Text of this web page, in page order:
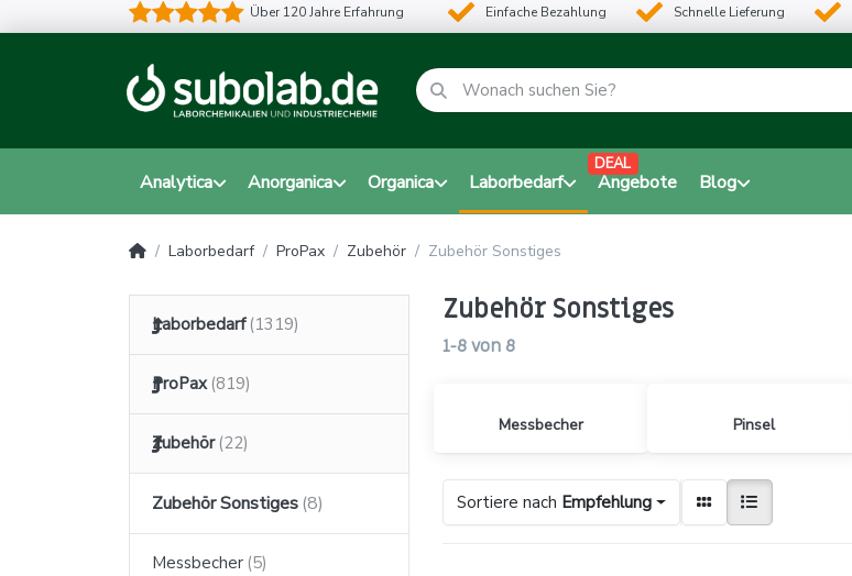
Über 120 Jahre Erfahrung Einfache Bezahlung Schnelle Lieferung
Analytica Anorganica Organica Laborbedarf Angebote
DEAL
Blog
Laborbedarf ProPax Zubehör Zubehör Sonstiges
Laborbedarf
ProPax
Zubehör
Zubehör Sonstiges
Messbecher
Zubehör Sonstiges
1-8von 8
Messbecher Pinsel
Sortiere nach Empfehlung